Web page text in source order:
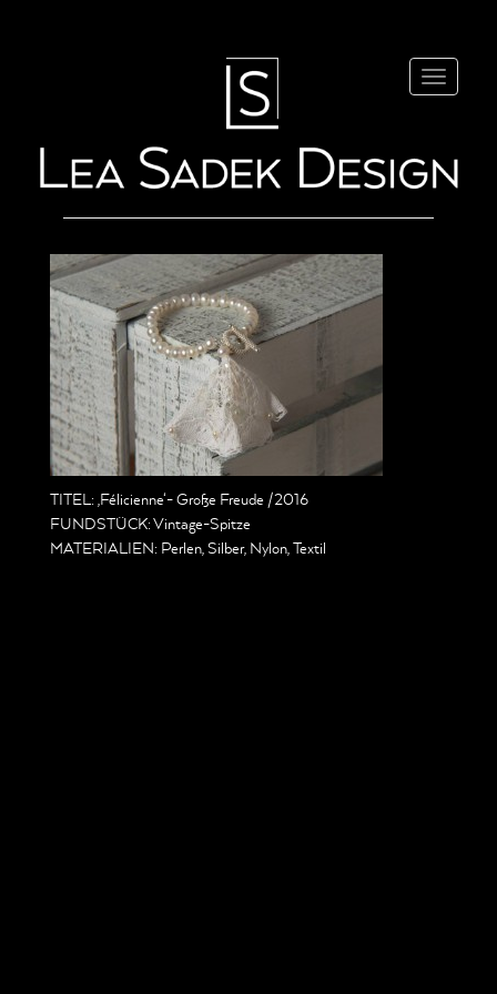
TITEL: ‚Félicienne‘- Große Freude /2016
FUNDSTÜCK: Vintage-Spitze
MATERIALIEN: Perlen, Silber, Nylon, Textil